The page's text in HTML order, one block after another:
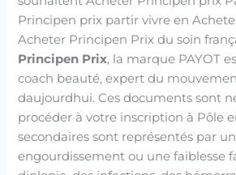
Principen prix partir vivre en
Acheter Principen Prix du soin
Principen Prix, la marque PAYOT
coach beauté, expert du
daujourdhui. Ces documents sont
procéder à votre inscription à Pôle
secondaires sont représentés par un
engourdissement ou une faiblesse